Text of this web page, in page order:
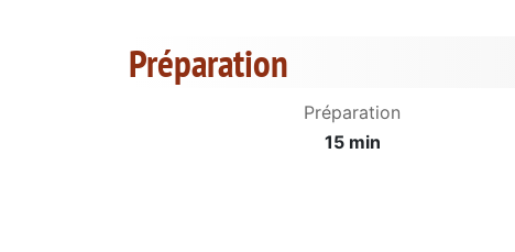
Préparation
Préparation
15 min